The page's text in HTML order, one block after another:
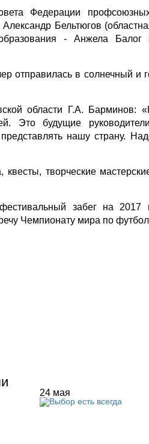
Федерации профсоюзных
Бельтюгов
- Анжела
отправилась в солнечный и
области Г.А. Барминов:
Это будущие руководители
нашу страну.
творческие
забег на 2017
Чемпионату мира по
24 мая